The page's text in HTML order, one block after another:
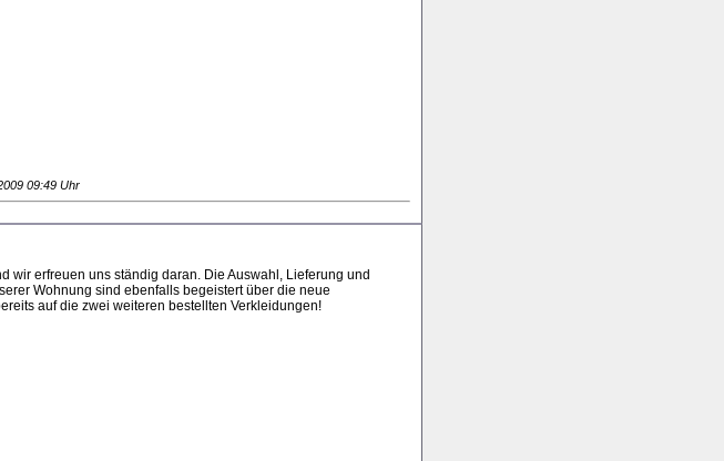
09:49 Uhr
wir erfreuen uns ständig daran. Die Auswahl, Lieferung und
Wohnung sind ebenfalls begeistert über die neue
auf die zwei weiteren bestellten Verkleidungen!